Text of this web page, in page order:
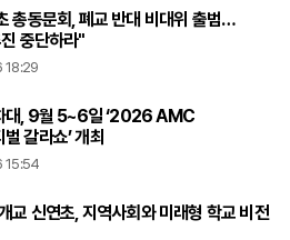
총동문회, 폐교 반대 비대위 출범…
중단하라"
18:29
대, 9월 5~6일 ‘2026 AMC
갈라쇼’ 개최
15:54
교 신연초, 지역사회와 미래형 학교 비전